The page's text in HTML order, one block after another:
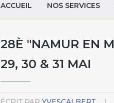
ACCUEIL NOS SERVICES
28È "NAMUR EN
29, 30 & 31 MAI